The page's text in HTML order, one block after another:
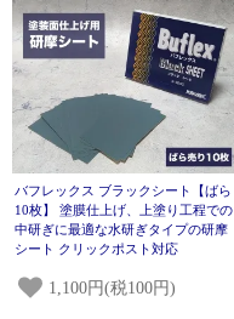
バフレックス ブラックシート【ばら
10枚】 塗膜仕上げ、上塗り工程での
中研ぎに最適な水研ぎタイプの研摩
シート クリックポスト対応
1,100円(税100円)